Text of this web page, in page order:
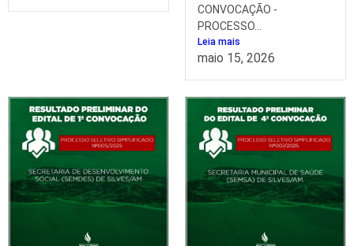
CONVOCAÇÃO -
PROCESSO...
Leia mais
maio 15, 2026